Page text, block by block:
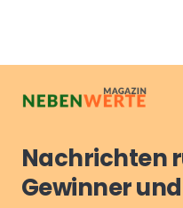
Nachrichten
Gewinner